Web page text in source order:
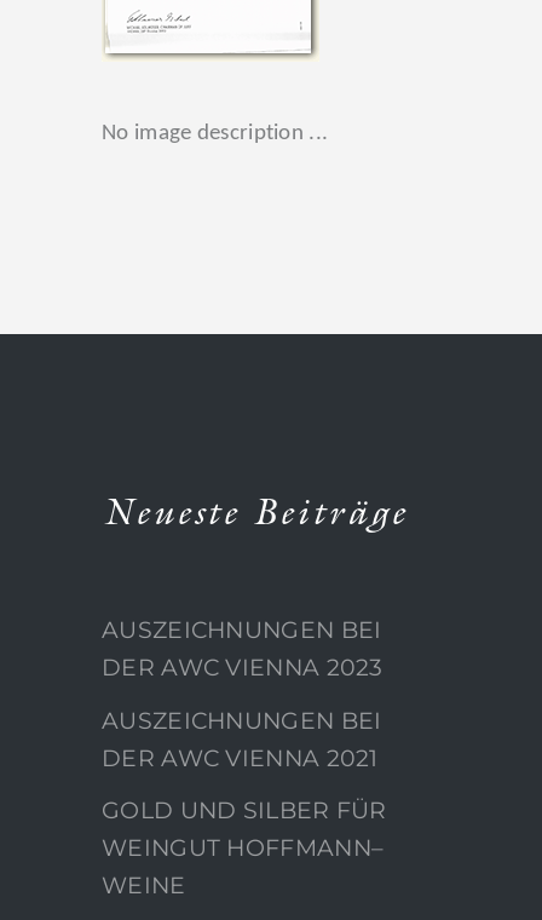
No image description ...
Neueste Beiträge
AUSZEICHNUNGEN BEI
DER AWC VIENNA 2023
AUSZEICHNUNGEN BEI
DER AWC VIENNA 2021
GOLD UND SILBER FÜR
WEINGUT HOFFMANN–
WEINE